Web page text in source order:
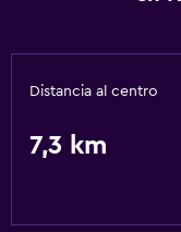
Spa
Sauna
Distancia al centro
7,3 km